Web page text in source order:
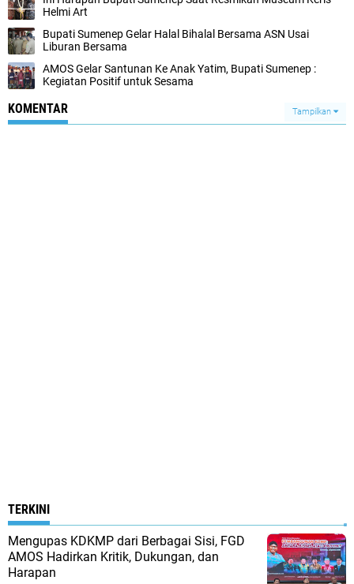
Helmi Art
Bupati Sumenep Gelar Halal Bihalal Bersama ASN Usai
Liburan Bersama
AMOS Gelar Santunan Ke Anak Yatim, Bupati Sumenep :
Kegiatan Positif untuk Sesama
KOMENTAR Tampilkan
TERKINI
Mengupas KDKMP dari Berbagai Sisi, FGD
AMOS Hadirkan Kritik, Dukungan, dan
Harapan